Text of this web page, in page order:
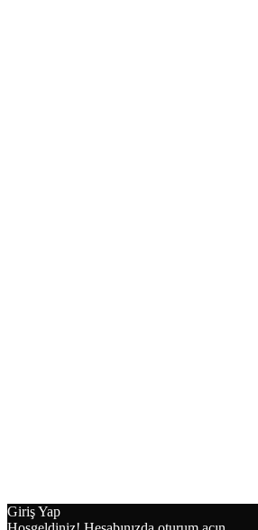
Giriş Yap